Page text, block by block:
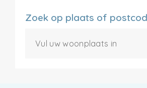
Zoek op plaats of